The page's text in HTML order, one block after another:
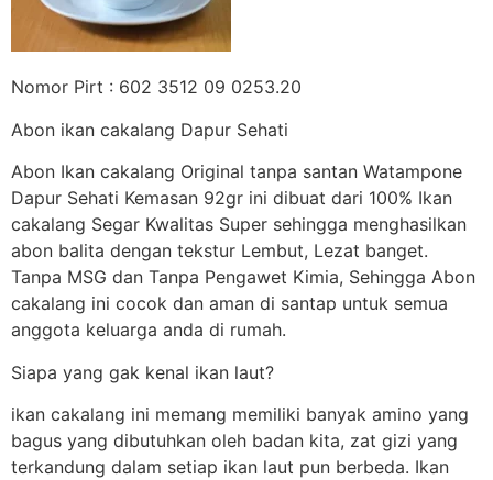
Nomor Pirt : 602 3512 09 0253.20
Abon ikan cakalang Dapur Sehati
Abon Ikan cakalang Original tanpa santan Watampone
Dapur Sehati Kemasan 92gr ini dibuat dari 100% Ikan
cakalang Segar Kwalitas Super sehingga menghasilkan
abon balita dengan tekstur Lembut, Lezat banget.
Tanpa MSG dan Tanpa Pengawet Kimia, Sehingga Abon
cakalang ini cocok dan aman di santap untuk semua
anggota keluarga anda di rumah.
Siapa yang gak kenal ikan laut?
ikan cakalang ini memang memiliki banyak amino yang
bagus yang dibutuhkan oleh badan kita, zat gizi yang
terkandung dalam setiap ikan laut pun berbeda. Ikan